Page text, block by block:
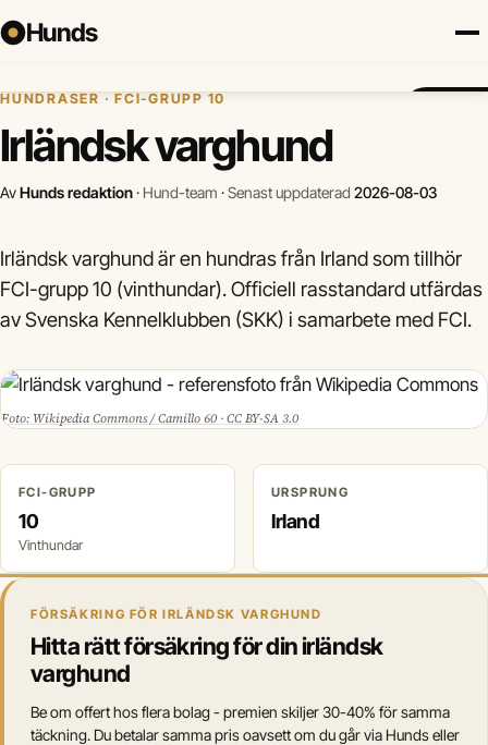
Hunds
Försäkring Hundraser Lokalt
HUNDRASER · FCI-GRUPP 10
Irländsk varghund
AvHunds redaktion· Hund-team ·Senast uppdaterad 2026-08-03
Irländsk varghund är en hundras från Irland som tillhör
FCI-grupp 10 (vinthundar). Officiell rasstandard utfärdas
av Svenska Kennelklubben (SKK) i samarbete med FCI.
Foto: Wikipedia Commons / Camillo 60 · CC BY-SA 3.0
FCI-GRUPP
10
Vinthundar
URSPRUNG
Irland
FÖRSÄKRING FÖR IRLÄNDSK VARGHUND
Hitta rätt försäkring för din irländsk
varghund
Be om offert hos flera bolag - premien skiljer 30-40% för samma
täckning. Du betalar samma pris oavsett om du går via Hunds eller